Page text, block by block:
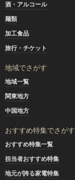
酒・アルコール
麺類
加工食品
旅行・チケット
地域でさがす
地域一覧
関東地方
中国地方
おすすめ特集でさがす
おすすめ特集一覧
担当者おすすめ特集
地元が誇る家電特集